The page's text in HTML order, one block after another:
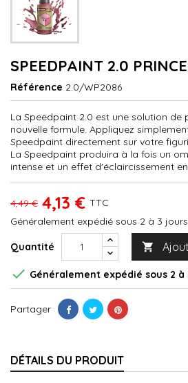
SPEEDPAINT 2.0
Référence 2.0/WP2086
La Speedpaint 2.0 est une solution de
nouvelle formule. Appliquez
Speedpaint directement sur votre
La Speedpaint produira à la fois un
intense et un effet d'éclaircissement
4,49 € 4,13 € TTC
Généralement expédié sous 2 à 3
Quantité 
 Généralement expédié sous 2 à
Partager
DÉTAILS DU PRODUIT